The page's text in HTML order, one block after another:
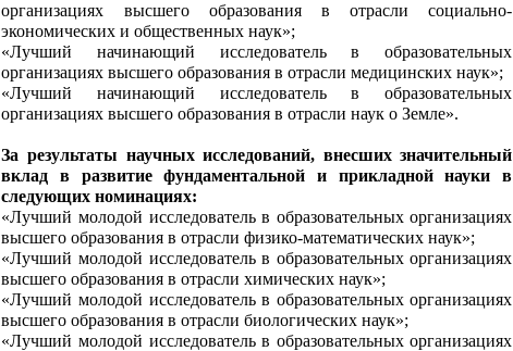
организациях высшего образования в отрасли социально-
экономических и общественных наук»;
«Лучший начинающий исследователь в образовательных
организациях высшего образования в отрасли медицинских наук»;
«Лучший начинающий исследователь в образовательных
организациях высшего образования в отрасли наук о Земле».
За результаты научных исследований, внесших значительный
вклад в развитие фундаментальной и прикладной науки в
следующих номинациях:
«Лучший молодой исследователь в образовательных организациях
высшего образования в отрасли физико-математических наук»;
«Лучший молодой исследователь в образовательных организациях
высшего образования в отрасли химических наук»;
«Лучший молодой исследователь в образовательных организациях
высшего образования в отрасли биологических наук»;
«Лучший молодой исследователь в образовательных организациях